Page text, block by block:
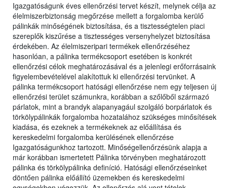
Igazgatóságunk éves ellenőrzési tervet készít, melynek célja az
élelmiszerbiztonság megőrzése mellett a forgalomba kerülő
pálinkák minőségének biztosítása, és a tisztességtelen piaci
szereplők kiszűrése a tisztességes versenyhelyzet biztosítása
érdekében. Az élelmiszeripari termékek ellenőrzéséhez
hasonlóan, a pálinka termékcsoport esetében is konkrét
ellenőrzési célok meghatározásával és a jelenlegi erőforrásaink
figyelembevételével alakítottuk ki ellenőrzési tervünket. A
pálinka termékcsoport hatósági ellenőrzése nem egy teljesen új
ellenőrzési terület számunkra, korábban a szőlőből származó
párlatok, mint a brandyk alapanyagául szolgáló borpárlatok és
törkölypálinkák forgalomba hozatalához szükséges minősítések
kiadása, és ezeknek a termékeknek az előállítása és
kereskedelmi forgalomba kerülésének ellenőrzése
Igazgatóságunkhoz tartozott. Minőségellenőrzésünk alapja a
már korábban ismertetett Pálinka törvényben meghatározott
pálinka és törkölypálinka definíció. Hatósági ellenőrzéseinket
döntően pálinka előállító üzemekben és kereskedelmi